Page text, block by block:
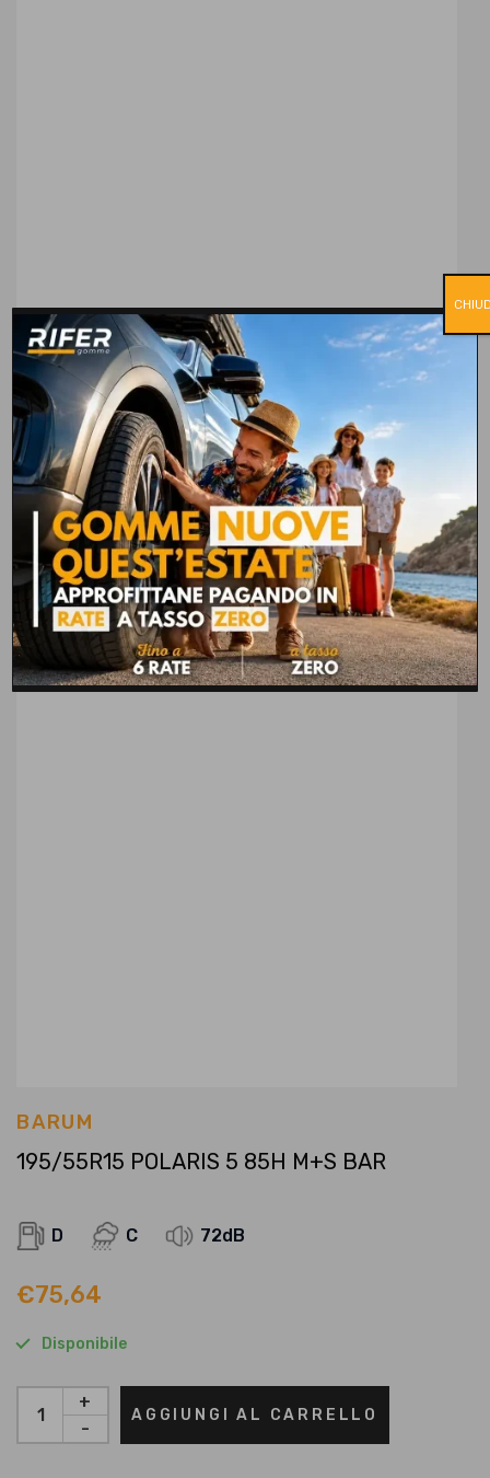
BARUM
195/55R15 POLARIS 5 85H M+S BAR
D C 72dB
€75,64
Disponibile
-
+
AGGIUNGI AL CARRELLO